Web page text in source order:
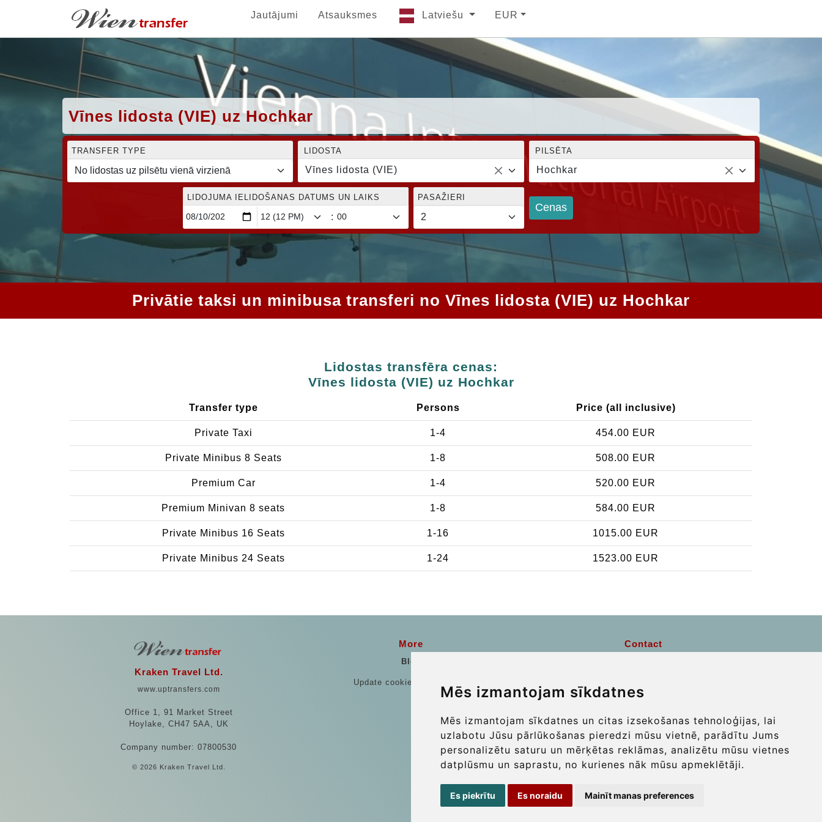
Mēs izmantojam sīkdatnes
Mēs izmantojam sīkdatnes un citas izsekošanas tehnoloģijas, lai
uzlabotu Jūsu pārlūkošanas pieredzi mūsu vietnē, parādītu Jums
personalizētu saturu un mērķētas reklāmas, analizētu mūsu vietnes
datplūsmu un saprastu, no kurienes nāk mūsu apmeklētāji.
Es piekrītu Es noraidu Mainīt manas preferences
Jautājumi Atsauksmes Latviešu EUR
Vīnes lidosta (VIE) uz Hochkar
TRANSFER TYPE LIDOSTA
Vīnes lidosta (VIE)
PILSĒTA
Hochkar
LIDOJUMA IELIDOŠANAS DATUMS UN LAIKS
:
PASAŽIERI
Cenas
Privātie taksi un minibusa transferi no Vīnes lidosta (VIE) uz Hochkar
Lidostas transfēra cenas:
Vīnes lidosta (VIE) uz Hochkar
Transfer type Persons Price (all inclusive)
Private Taxi 1-4 454.00 EUR
Private Minibus 8 Seats 1-8 508.00 EUR
Premium Car 1-4 520.00 EUR
Premium Minivan 8 seats 1-8 584.00 EUR
Private Minibus 16 Seats 1-16 1015.00 EUR
Private Minibus 24 Seats 1-24 1523.00 EUR
Kraken Travel Ltd.
www.uptransfers.com
Office 1, 91 Market Street
Hoylake, CH47 5AA, UK
Company number: 07800530
© 2026 Kraken Travel Ltd.
More
Blog
Update cookies preferences
Contact
Secure Payment with STRIPE